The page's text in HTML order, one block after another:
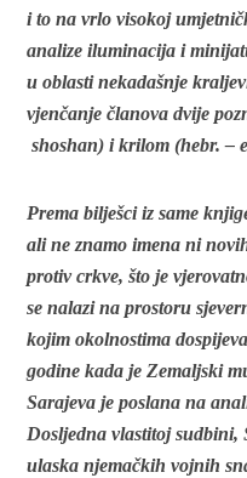
i to na vrlo visokoj
analize iluminacija i
u oblasti nekadašnje
vjenčanje članova dvije
shoshan) i krilom (hebr. –
Prema bilješci iz same
ali ne znamo imena ni
protiv crkve, što je
se nalazi na prostoru
kojim okolnostima
godine kada je Zemaljski
Sarajeva je poslana na
Dosljedna vlastitoj
ulaska njemačkih vojnih